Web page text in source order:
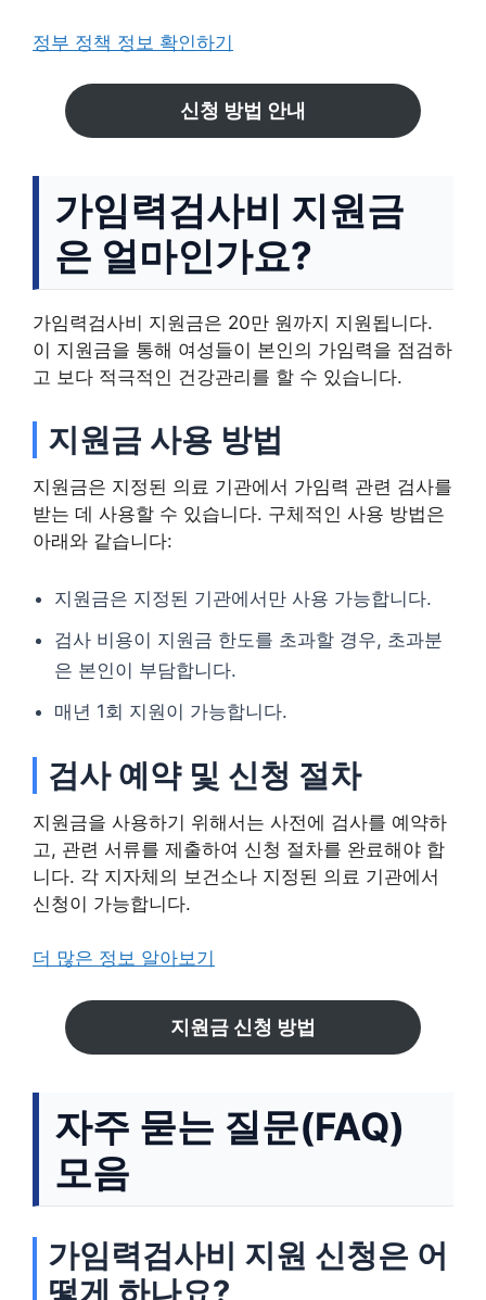
정부 정책 정보 확인하기
신청 방법 안내
가임력검사비 지원금
은 얼마인가요?
가임력검사비 지원금은 20만 원까지 지원됩니다.
이 지원금을 통해 여성들이 본인의 가임력을 점검하
고 보다 적극적인 건강관리를 할 수 있습니다.
지원금 사용 방법
지원금은 지정된 의료 기관에서 가임력 관련 검사를
받는 데 사용할 수 있습니다. 구체적인 사용 방법은
아래와 같습니다:
지원금은 지정된 기관에서만 사용 가능합니다.
검사 비용이 지원금 한도를 초과할 경우, 초과분
은 본인이 부담합니다.
매년 1회 지원이 가능합니다.
검사 예약 및 신청 절차
지원금을 사용하기 위해서는 사전에 검사를 예약하
고, 관련 서류를 제출하여 신청 절차를 완료해야 합
니다. 각 지자체의 보건소나 지정된 의료 기관에서
신청이 가능합니다.
더 많은 정보 알아보기
지원금 신청 방법
자주 묻는 질문(FAQ)
모음
가임력검사비 지원 신청은 어
떻게 하나요?